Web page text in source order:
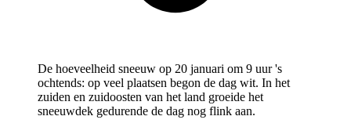
De hoeveelheid sneeuw op 20 januari om 9 uur 's
ochtends: op veel plaatsen begon de dag wit. In het
zuiden en zuidoosten van het land groeide het
sneeuwdek gedurende de dag nog flink aan.